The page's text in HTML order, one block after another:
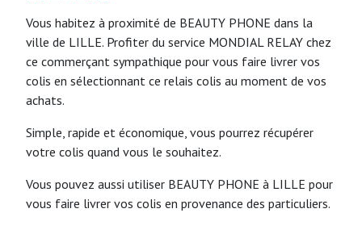
Vous habitez à proximité de BEAUTY PHONE dans la
ville de LILLE. Profiter du service MONDIAL RELAY chez
ce commerçant sympathique pour vous faire livrer vos
colis en sélectionnant ce relais colis au moment de vos
achats.
Simple, rapide et économique, vous pourrez récupérer
votre colis quand vous le souhaitez.
Vous pouvez aussi utiliser BEAUTY PHONE à LILLE pour
vous faire livrer vos colis en provenance des particuliers.